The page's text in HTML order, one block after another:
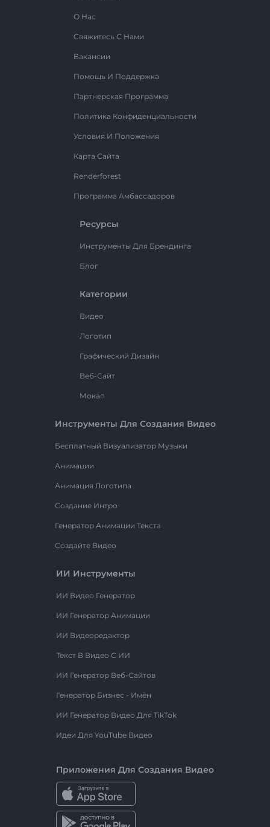
О Нас
Свяжитесь С Нами
Вакансии
Помощь И Поддержка
Партнерская Программа
Политика Конфиденциальности
Условия И Положения
Карта Сайта
Renderforest
Программа Амбассадоров
Ресурсы
Инструменты Для Брендинга
Блог
Категории
Видео
Логотип
Графический Дизайн
Веб-Сайт
Мокап
Инструменты Для Создания Видео
Бесплатный Визуализатор Музыки
Анимации
Анимация Логотипа
Создание Интро
Генератор Анимации Текста
Создайте Видео
ИИ Инструменты
ИИ Видео Генератор
ИИ Генератор Анимации
ИИ Видеоредактор
Текст В Видео С ИИ
ИИ Генератор Веб-Сайтов
Генератор Бизнес - Имён
ИИ Генератор Видео Для TikTok
Идеи Для YouTube Видео
Приложения Для Создания Видео